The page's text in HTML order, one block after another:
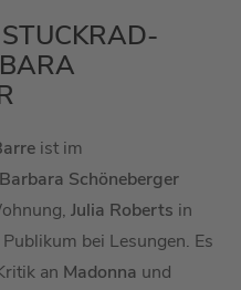
ist im
Barbara Schöneberger
Julia Roberts in
bei Lesungen. Es
an Madonna und